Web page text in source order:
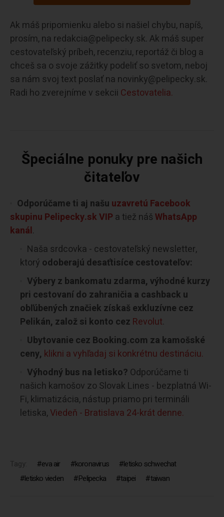
Ak máš pripomienku alebo si našiel chybu, napíš,
prosím, na redakcia@pelipecky.sk. Ak máš super
cestovateľský príbeh, recenziu, reportáž či blog a
chceš sa o svoje zážitky podeliť so svetom, neboj
sa nám svoj text poslať na novinky@pelipecky.sk.
Radi ho zverejníme v sekcii Cestovatelia.
Špeciálne ponuky pre našich
čitateľov
Odporúčame ti aj našu uzavretú Facebook
skupinu Pelipecky.sk VIP a tiež nášWhatsApp
kanál.
Naša srdcovka - cestovateľský newsletter,
ktorý odoberajú desaťtisíce cestovateľov:
Výbery z bankomatu zdarma, výhodné kurzy
pri cestovaní do zahraničia a cashback u
obľúbených značiek získaš exkluzívne cez
Pelikán, založ si konto cez Revolut.
Ubytovanie cez Booking.com za kamošské
ceny, klikni a vyhľadaj si konkrétnu destináciu.
Výhodný bus na letisko? Odporúčame ti
našich kamošov zo Slovak Lines - bezplatná Wi-
Fi, klimatizácia, nástup priamo pri termináli
letiska,Viedeň - Bratislava 24-krát denne.
Tagy: eva air koronavirus
letisko schwechat
letisko vieden
Pelipecka taipei taiwan